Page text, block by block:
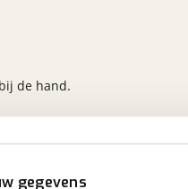
gegevens
de hand.